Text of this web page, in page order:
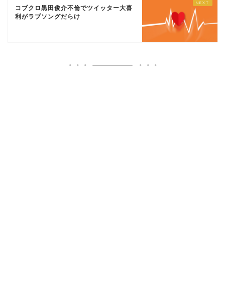
コブクロ黒田俊介不倫でツイッター大喜
利がラブソングだらけ